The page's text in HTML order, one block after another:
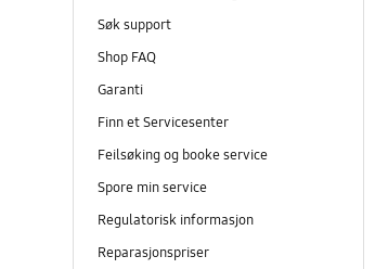
Søk support
Shop FAQ
Garanti
Finn et Servicesenter
Feilsøking og booke service
Spore min service
Regulatorisk informasjon
Reparasjonspriser